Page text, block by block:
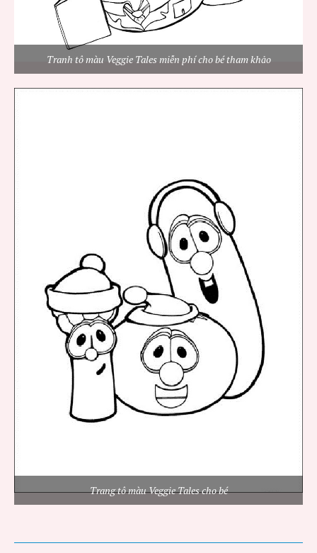
Tranh tô màu Veggie Tales miễn phí cho bé tham khảo
Trang tô màu Veggie Tales cho bé